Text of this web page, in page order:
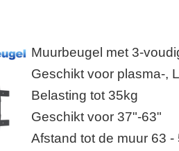
Muurbeugel met 3-
Geschikt voor plasma-,
Belasting tot 35kg
Geschikt voor 37"-63"
Afstand tot de muur 63 -